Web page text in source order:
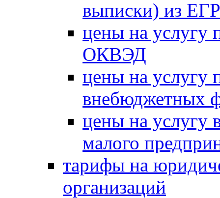
выписки) из
цены на услугу
ОКВЭД
цены на услугу
цены на услугу
малого
тарифы на
организаций